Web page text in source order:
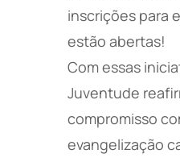
inscrições para
estão abertas!
Com essas
Juventude
compromisso
evangelização